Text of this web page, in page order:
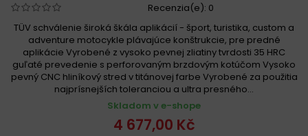
Recenzia(e): 0
TÜV schválenie široká škála aplikácií - šport, turistika, custom a
adventure motocykle plávajúce konštrukcie, pre predné
aplikácie Vyrobené z vysoko pevnej zliatiny tvrdosti 35 HRC
guľaté prevedenie s perforovaným brzdovým kotúčom Vysoko
pevný CNC hliníkový stred v titánovej farbe Vyrobené za použitia
najprísnejších toleranciou a ultra presného...
Skladom v e-shope
4 677,00 Kč